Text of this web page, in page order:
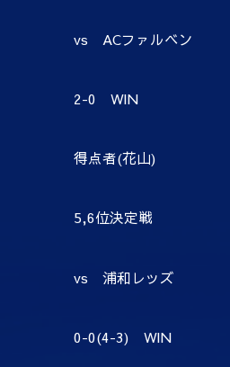
vs ACファルベン
2-0 WIN
得点者(花山)
5,6位決定戦
vs 浦和レッズ
0-0(4-3) WIN